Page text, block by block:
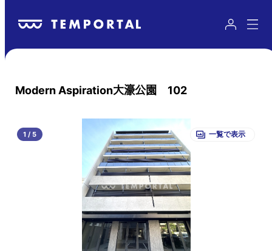
Modern Aspiration大濠公園 102
1 / 5 一覧で表示